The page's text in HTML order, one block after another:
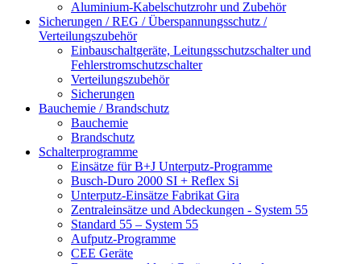
Aluminium-Kabelschutzrohr und Zubehör
Sicherungen / REG / Überspannungsschutz /
Verteilungszubehör
Einbauschaltgeräte, Leitungsschutzschalter und
Fehlerstromschutzschalter
Verteilungszubehör
Sicherungen
Bauchemie / Brandschutz
Bauchemie
Brandschutz
Schalterprogramme
Einsätze für B+J Unterputz-Programme
Busch-Duro 2000 SI + Reflex Si
Unterputz-Einsätze Fabrikat Gira
Zentraleinsätze und Abdeckungen - System 55
Standard 55 – System 55
Aufputz-Programme
CEE Geräte